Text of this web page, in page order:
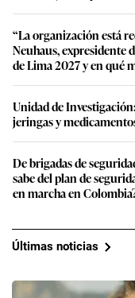
“La organización está
Neuhaus, expresidente
de Lima 2027 y en qué
Unidad de
jeringas y
De brigadas de
sabe del plan de
en marcha en
Últimas noticias